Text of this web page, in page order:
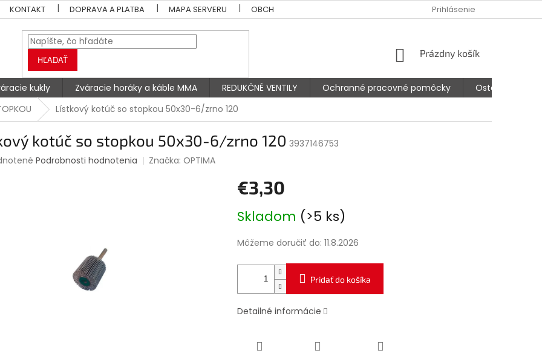
KONTAKT DOPRAVA A PLATBA MAPA SERVERU OBCHODNÉ PODMIENKY PODMIENKY OCHRANY OSOBNÝCH ÚDAJOV
Prihlásenie
HĽADAŤ
NÁKUPNÝ
Prázdny košík
kukly Zváracie horáky a káble MMA REDUKČNÉ VENTILY Ochranné pracovné pomôcky
Ostatné
Lístkový kotúč so stopkou 50x30-6/zrno 120
kotúč so stopkou 50x30-6/zrno 120 3937146753
Podrobnosti hodnotenia Značka:OPTIMA
€3,30
cena:
Skladom (>5 ks)
Môžeme doručiť do: 11.8.2026
Pridať do košíka
Detailné informácie